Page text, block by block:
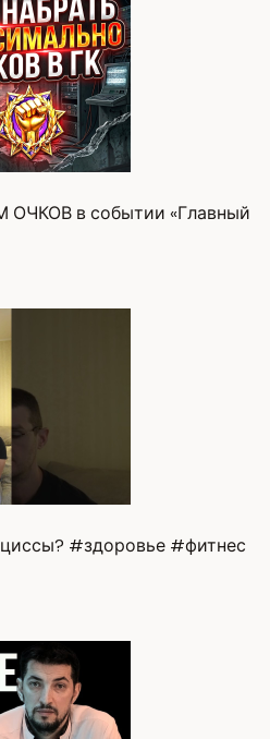
в событии «Главный
#здоровье #фитнес